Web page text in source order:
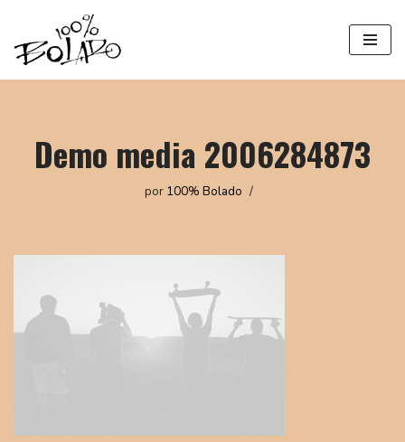
Saltar
al
Demo media 2006284873
por 100% Bolado